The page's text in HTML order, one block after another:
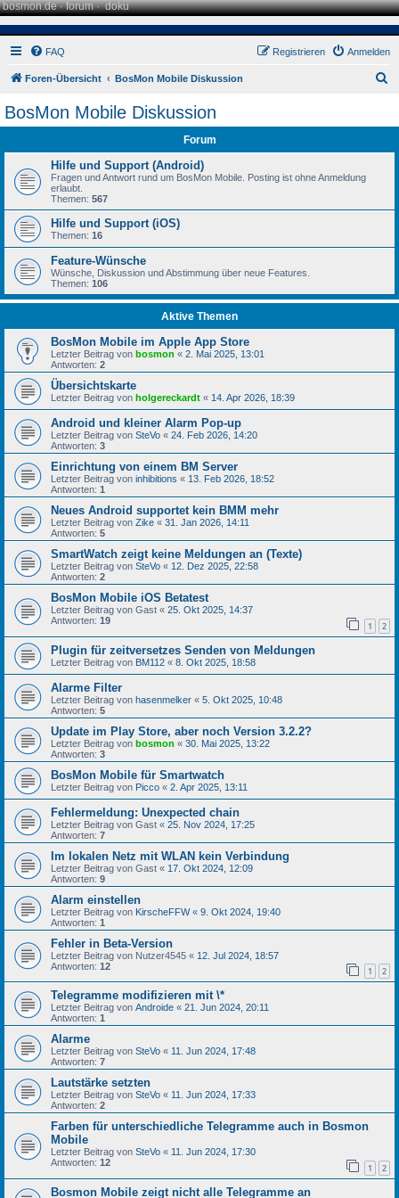
bosmon.de·forum·doku
FAQ Anmelden
Registrieren
Foren-Übersicht BosMon Mobile Diskussion
BosMon Mobile Diskussion
Forum
Hilfe und Support (Android)
Fragen und Antwort rund um BosMon Mobile. Posting ist ohne Anmeldung
erlaubt.
Themen: 567
Hilfe und Support (iOS)
Themen: 16
Feature-Wünsche
Wünsche, Diskussion und Abstimmung über neue Features.
Themen: 106
Aktive Themen
BosMon Mobile im Apple App Store
Letzter Beitrag von bosmon « 2. Mai 2025, 13:01
Antworten: 2
Übersichtskarte
Letzter Beitrag von holgereckardt « 14. Apr 2026, 18:39
Android und kleiner Alarm Pop-up
Letzter Beitrag von SteVo « 24. Feb 2026, 14:20
Antworten: 3
Einrichtung von einem BM Server
Letzter Beitrag von inhibitions « 13. Feb 2026, 18:52
Antworten: 1
Neues Android supportet kein BMM mehr
Letzter Beitrag von Zike « 31. Jan 2026, 14:11
Antworten: 5
SmartWatch zeigt keine Meldungen an (Texte)
Letzter Beitrag von SteVo « 12. Dez 2025, 22:58
Antworten: 2
BosMon Mobile iOS Betatest
Letzter Beitrag von Gast « 25. Okt 2025, 14:37
Antworten: 19 1 2
Plugin für zeitversetzes Senden von Meldungen
Letzter Beitrag von BM112 « 8. Okt 2025, 18:58
Alarme Filter
Letzter Beitrag von hasenmelker « 5. Okt 2025, 10:48
Antworten: 5
Update im Play Store, aber noch Version 3.2.2?
Letzter Beitrag von bosmon « 30. Mai 2025, 13:22
Antworten: 3
BosMon Mobile für Smartwatch
Letzter Beitrag von Picco « 2. Apr 2025, 13:11
Fehlermeldung: Unexpected chain
Letzter Beitrag von Gast « 25. Nov 2024, 17:25
Antworten: 7
Im lokalen Netz mit WLAN kein Verbindung
Letzter Beitrag von Gast « 17. Okt 2024, 12:09
Antworten: 9
Alarm einstellen
Letzter Beitrag von KirscheFFW« 9. Okt 2024, 19:40
Antworten: 1
Fehler in Beta-Version
Letzter Beitrag von Nutzer4545 « 12. Jul 2024, 18:57
Antworten: 12 1 2
Telegramme modifizieren mit \*
Letzter Beitrag von Androide « 21. Jun 2024, 20:11
Antworten: 1
Alarme
Letzter Beitrag von SteVo « 11. Jun 2024, 17:48
Antworten: 7
Lautstärke setzten
Letzter Beitrag von SteVo « 11. Jun 2024, 17:33
Antworten: 2
Farben für unterschiedliche Telegramme auch in Bosmon
Mobile
Letzter Beitrag von SteVo « 11. Jun 2024, 17:30
Antworten: 12 1 2
Bosmon Mobile zeigt nicht alle Telegramme an